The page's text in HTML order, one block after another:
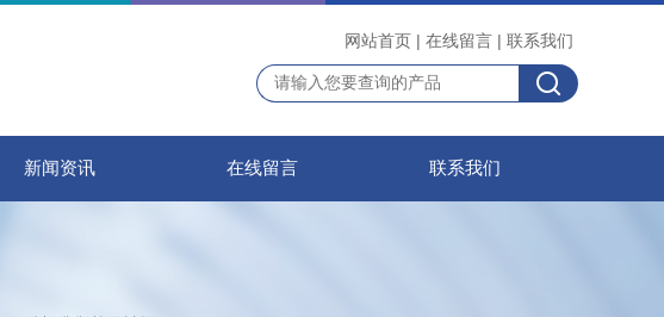
网站首页 | 在线留言 | 联系我们
新闻资讯 在线留言 联系我们